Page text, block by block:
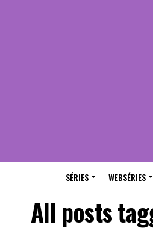
SÉRIES WEBSÉRIES
All posts